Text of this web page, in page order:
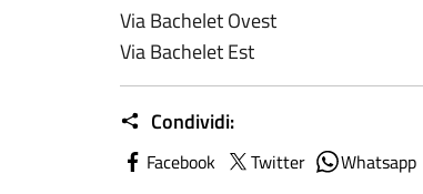
Via Bachelet Ovest
Via Bachelet Est
Condividi:
Facebook Twitter Whatsapp